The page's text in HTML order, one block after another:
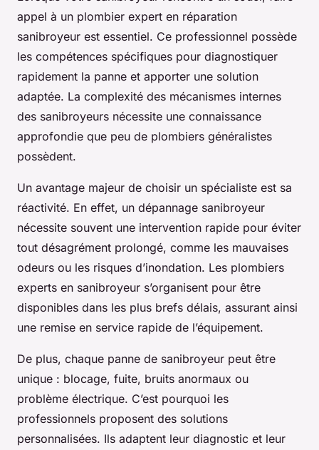
appel à un plombier expert en réparation
sanibroyeur est essentiel. Ce professionnel possède
les compétences spécifiques pour diagnostiquer
rapidement la panne et apporter une solution
adaptée. La complexité des mécanismes internes
des sanibroyeurs nécessite une connaissance
approfondie que peu de plombiers généralistes
possèdent.
Un avantage majeur de choisir un spécialiste est sa
réactivité. En effet, un dépannage sanibroyeur
nécessite souvent une intervention rapide pour éviter
tout désagrément prolongé, comme les mauvaises
odeurs ou les risques d’inondation. Les plombiers
experts en sanibroyeur s’organisent pour être
disponibles dans les plus brefs délais, assurant ainsi
une remise en service rapide de l’équipement.
De plus, chaque panne de sanibroyeur peut être
unique : blocage, fuite, bruits anormaux ou
problème électrique. C’est pourquoi les
professionnels proposent des solutions
personnalisées. Ils adaptent leur diagnostic et leur